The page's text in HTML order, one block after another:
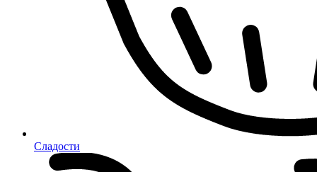
Сладости